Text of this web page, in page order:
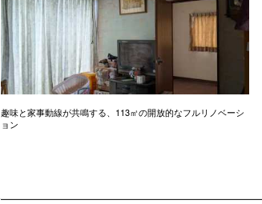
趣味と家事動線が共鳴する、113㎡の開放的なフルリノベーシ
ョン